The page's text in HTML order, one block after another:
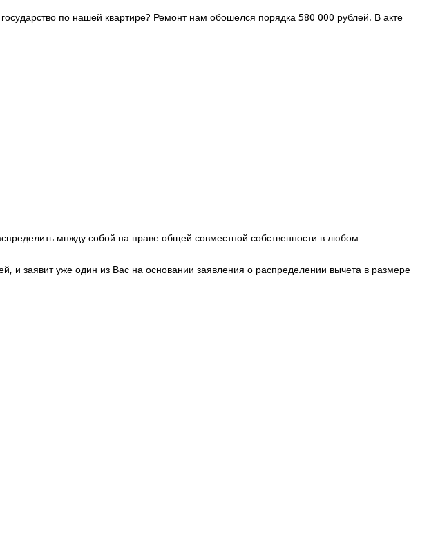
по нашей квартире? Ремонт нам обошелся порядка 580 000 рублей. В акте
мнжду собой на праве общей совместной собственности в любом
и заявит уже один из Вас на основании заявления о распределении вычета в размере